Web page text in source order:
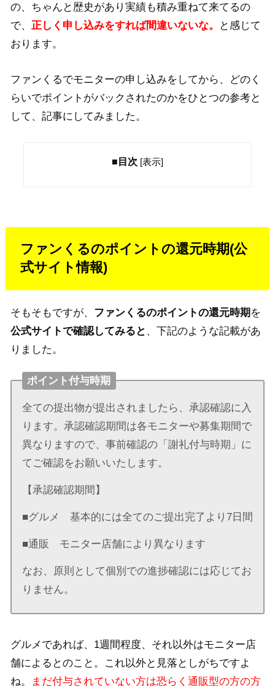
の、ちゃんと歴史があり実績も積み重ねて来てるの
で、正しく申し込みをすれば間違いないな。
と感じて
おります。
ファンくるでモニターの申し込みをしてから、どのく
らいでポイントがバックされたのかをひとつの参考と
して、記事にしてみました。
■目次 [表示]
ファンくるのポイントの還元時期(公
式サイト情報)
そもそもですが、 ファンくるのポイントの還元時期 を
公式サイトで確認してみると 、下記のような記載があ
りました。
ポイント付与時期
全ての提出物が提出されましたら、承認確認に入
ります。承認確認期間は各モニターや募集期間で
異なりますので、事前確認の「謝礼付与時期」に
てご確認をお願いいたします。
【承認確認期間】
■グルメ 基本的には全てのご提出完了より7日間
■通販 モニター店舗により異なります
なお、原則として個別での進捗確認には応じてお
りません。
グルメであれば、1週間程度、それ以外はモニター店
舗によるとのこと。これ以外と見落としがちですよ
ね。
まだ付与されていない方は恐らく通販型の方の方